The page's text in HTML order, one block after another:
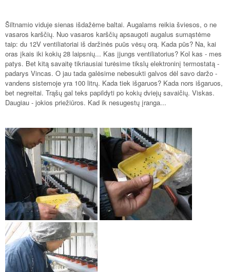
Šiltnamio viduje sienas išdažėme baltai. Augalams reikia šviesos, o ne
vasaros karščių. Nuo vasaros karščių apsaugoti augalus sumąstėme
taip: du 12V ventiliatoriai iš daržinės puūs vėsų orą. Kada pūs? Na, kai
oras įkais iki kokių 28 laipsnių... Kas įjungs ventiliatorius? Kol kas - mes
patys. Bet kitą savaitę tikriausiai turėsime tikslų elektroninį termostatą -
padarys Vincas. O jau tada galėsime nebesukti galvos dėl savo daržo -
vandens sistemoje yra 100 litrų. Kada tiek išgaruos? Kada nors išgaruos,
bet negreitai. Trąšų gal teks papildyti po kokių dviejų savaičių. Viskas.
Daugiau - jokios priežiūros. Kad ik nesugestų įranga...